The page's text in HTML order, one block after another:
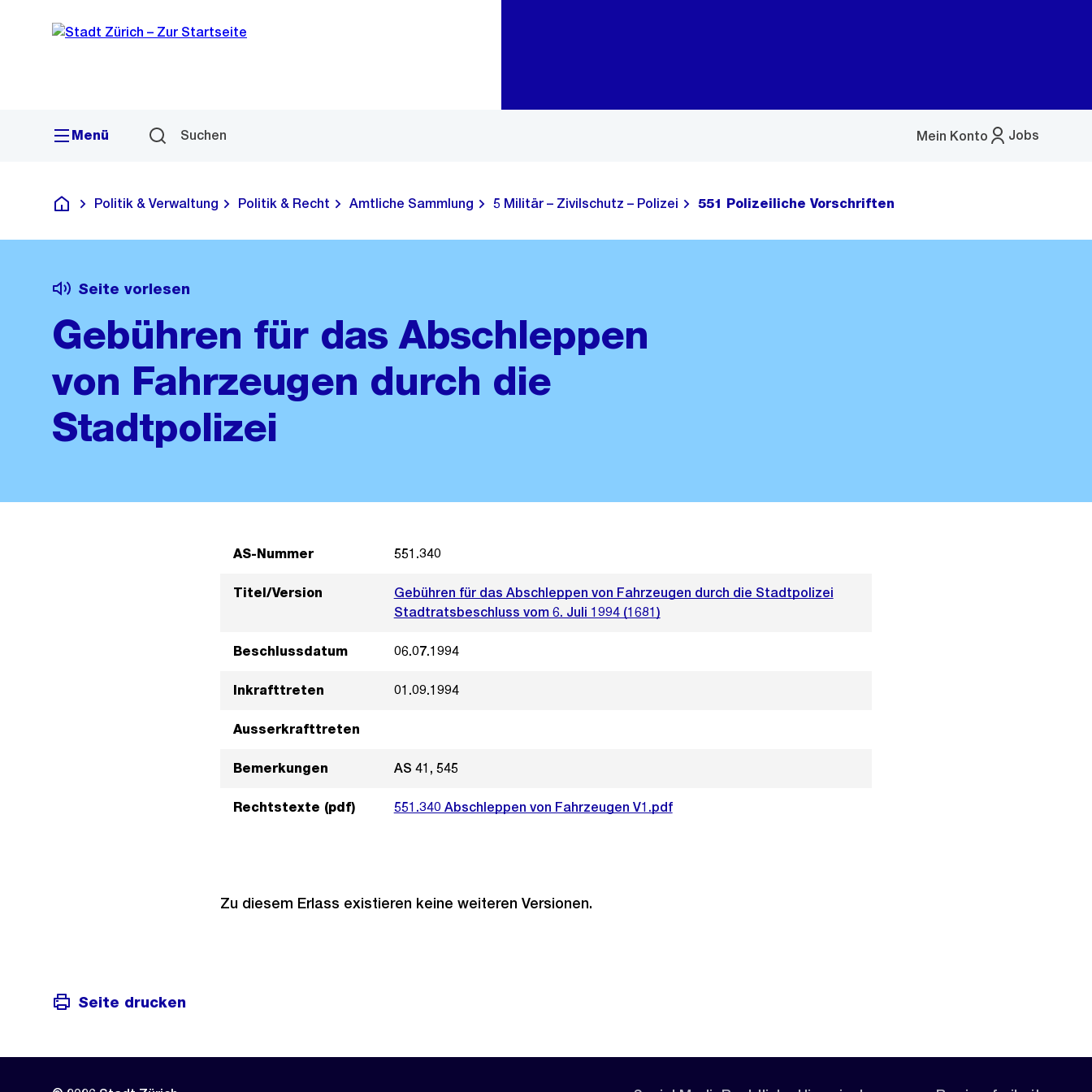
Navigation
Sprunglink
Menü Suchen Jobs
Mein Konto
Menü
Deutsch
Politik & Verwaltung Politik & Recht Amtliche Sammlung 5 Militär – Zivilschutz – Polizei 551 Polizeiliche Vorschriften
Seite vorlesen
Gebühren für das Abschleppen
von Fahrzeugen durch die
Stadtpolizei
AS-Nummer 551.340
Titel/Version
Gebühren für das Abschleppen von Fahrzeugen durch die Stadtpolizei
Stadtratsbeschluss vom 6. Juli 1994 (1681)
Beschlussdatum 06.07.1994
Inkrafttreten 01.09.1994
Ausserkrafttreten
Bemerkungen AS 41, 545
Rechtstexte (pdf) 551.340 Abschleppen von Fahrzeugen V1.pdf
Zu diesem Erlass existieren keine weiteren Versionen.
Seite drucken